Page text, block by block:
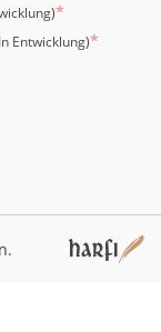
)*
In Entwicklung)*